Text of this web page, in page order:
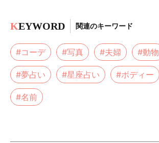
KEYWORD 関連のキーワード
#コーデ #写真 #夫婦 #動物
#夢占い #星座占い #ボディー
#名前